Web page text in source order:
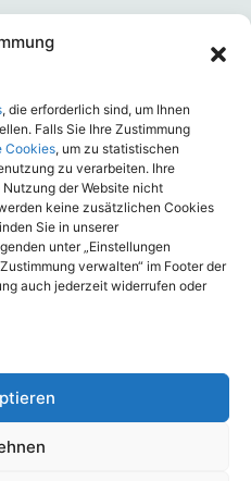
, die erforderlich sind, um Ihnen
Falls Sie Ihre Zustimmung
Cookies, um zu statistischen
zu verarbeiten. Ihre
der Website nicht
keine zusätzlichen Cookies
Sie in unserer
unter „Einstellungen
verwalten“ im Footer der
auch jederzeit widerrufen oder
veröffentlicht
2026 für
Pflege-